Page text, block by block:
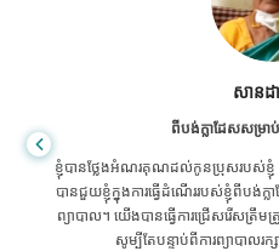
សានដ
ពីបង់ក្លាដែសសម្រា
ខ្ញុំបានថ្លែងអំណរគុណដល់កូនប្រុសរបស់ខ្
បានជួយខ្ញុំក្នុងការធ្វើដំណើររបស់ខ្ញុំពីបង់
ព្យាបាល។ យើងបានធ្វើការជ្រើសរើសត្រឹ
សូម្បីតែបន្ទាប់ពីការព្យាបាល